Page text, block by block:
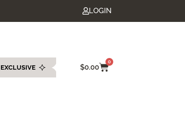
LOGIN
EXCLUSIVE $0.00
0